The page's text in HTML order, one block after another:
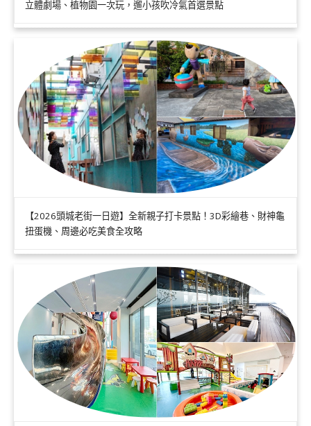
立體劇場、植物園一次玩，遛小孩吹冷氣首選景點
【2026頭城老街一日遊】全新親子打卡景點！3D彩繪巷、財神龜
扭蛋機、周邊必吃美食全攻略